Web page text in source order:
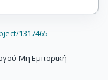
1317465
Μη Εμπορική